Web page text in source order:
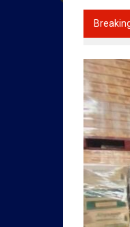
ราช
ทุกข์
เคียง
ข้าง
ประชาชน